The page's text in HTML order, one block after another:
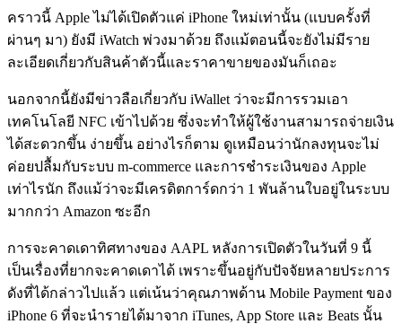
คราวนี้ Apple ไม่ได้เปิดตัวแค่ iPhone ใหม่เท่านั้น (แบบครั้งที่
ผ่านๆ มา) ยังมี iWatch พ่วงมาด้วย ถึงแม้ตอนนี้จะยังไม่มีราย
ละเอียดเกี่ยวกับสินค้าตัวนี้และราคาขายของมันก็เถอะ
นอกจากนี้ยังมีข่าวลือเกี่ยวกับ iWallet ว่าจะมีการรวมเอา
เทคโนโลยี NFC เข้าไปด้วย ซึ่งจะทำให้ผู้ใช้งานสามารถจ่ายเงิน
ได้สะดวกขึ้น ง่ายขึ้น อย่างไรก็ตาม ดูเหมือนว่านักลงทุนจะไม่
ค่อยปลื้มกับระบบ m-commerce และการชำระเงินของ Apple
เท่าไรนัก ถึงแม้ว่าจะมีเครดิตการ์ดกว่า 1 พันล้านใบอยู่ในระบบ
มากกว่า Amazon ซะอีก
การจะคาดเดาทิศทางของ AAPL หลังการเปิดตัวในวันที่ 9 นี้
เป็นเรื่องที่ยากจะคาดเดาได้ เพราะขึ้นอยู่กับปัจจัยหลายประการ
ดังที่ได้กล่าวไปแล้ว แต่เน้นว่าคุณภาพด้าน Mobile Payment ของ
iPhone 6 ที่จะนำรายได้มาจาก iTunes, App Store และ Beats นั้น